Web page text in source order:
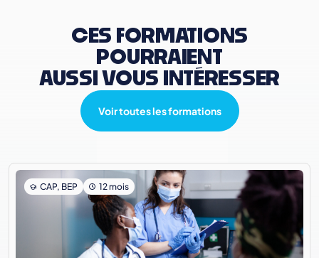
CES FORMATIONS
POURRAIENT
AUSSI VOUS INTÉRESSER
Voir toutes les formations
CAP, BEP 12 mois